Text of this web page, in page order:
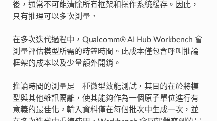
後，通常不可能清除所有框架和操作系統緩存。因此，
只有推理可以多次測量。
在多次迭代過程中，Qualcomm® AI Hub Workbench 會
測量評估模型所需的時鐘時間。此成本僅包含呼叫推論
框架的成本以及少量額外開銷。
推論時間的測量是一種微型效能測試，其目的在於將模
型與其他雜訊隔離，使其能夠作為一個原子單位進行有
意義的最佳化。輸入資料僅在每個批次中生成一次，並